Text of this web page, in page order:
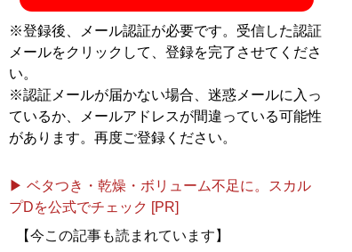
※登録後、メール認証が必要です。受信した認証
メールをクリックして、登録を完了させてくださ
い。
※認証メールが届かない場合、迷惑メールに入っ
ているか、メールアドレスが間違っている可能性
があります。再度ご登録ください。
▶ ベタつき・乾燥・ボリューム不足に。スカル
プDを公式でチェック [PR]
【今この記事も読まれています】